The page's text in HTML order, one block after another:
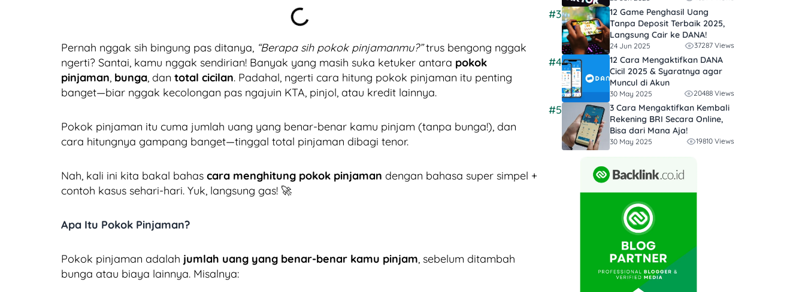
Pernah nggak sih bingung pas ditanya, “Berapa sih pokok pinjamanmu?”trus bengong nggak
ngerti? Santai, kamu nggak sendirian! Banyak yang masih suka ketuker antara pokok
pinjaman, bunga, dan total cicilan. Padahal, ngerti cara hitung pokok pinjaman itu penting
banget—biar nggak kecolongan pas ngajuin KTA, pinjol, atau kredit lainnya.
Pokok pinjaman itu cuma jumlah uang yang benar-benar kamu pinjam (tanpa bunga!), dan
cara hitungnya gampang banget—tinggal total pinjaman dibagi tenor.
Nah, kali ini kita bakal bahas cara menghitung pokok pinjaman dengan bahasa super simpel +
contoh kasus sehari-hari. Yuk, langsung gas! 🚀
Apa Itu Pokok Pinjaman?
Pokok pinjaman adalah jumlah uang yang benar-benar kamu pinjam, sebelum ditambah
bunga atau biaya lainnya. Misalnya:
#3
12 Game Penghasil Uang
Tanpa Deposit Terbaik 2025,
Langsung Cair ke DANA!
24 Jun 2025 37287 Views
#4
12 Cara Mengaktifkan DANA
Cicil 2025 & Syaratnya agar
Muncul di Akun
30 May 2025 20488 Views
#5
3 Cara Mengaktifkan Kembali
Rekening BRI Secara Online,
Bisa dari Mana Aja!
30 May 2025 19810 Views